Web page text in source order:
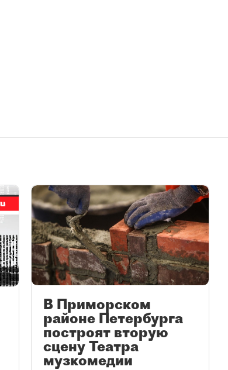
В Приморском
районе Петербурга
построят вторую
сцену Театра
музкомедии